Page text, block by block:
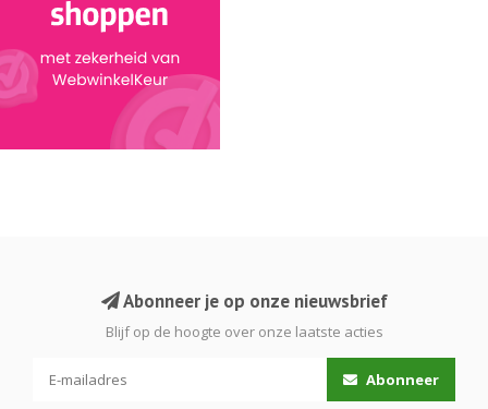
Abonneer je op onze nieuwsbrief
Blijf op de hoogte over onze laatste acties
Abonneer